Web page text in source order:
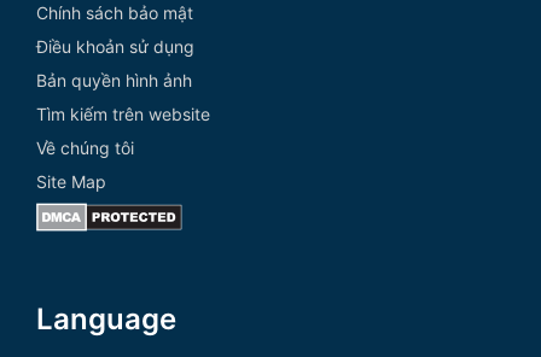
Chính sách bảo mật
Điều khoản sử dụng
Bản quyền hình ảnh
Tìm kiếm trên website
Về chúng tôi
Site Map
Language